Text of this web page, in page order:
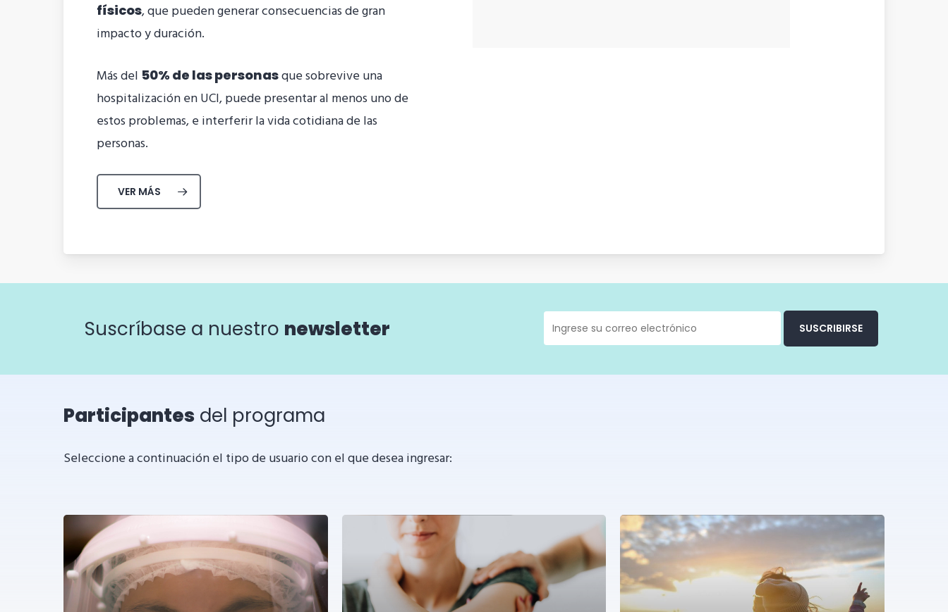
físicos, que pueden generar consecuencias de gran
impacto y duración.
Más del 50% de las personasque sobrevive una
hospitalización en UCI, puede presentar al menos uno de
estos problemas, e interferir la vida cotidiana de las
personas.
VER MÁS
Suscríbase a nuestro newsletter
Participantes del programa
Seleccione a continuación el tipo de usuario con el que desea ingresar: